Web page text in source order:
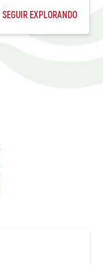
SEGUIR EXPLORANDO